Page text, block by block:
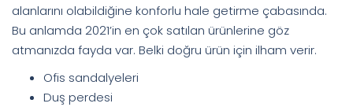
alanlarını olabildiğine konforlu hale getirme çabasında.
Bu anlamda 2021’in en çok satılan ürünlerine göz
atmanızda fayda var. Belki doğru ürün için ilham verir.
Ofis sandalyeleri
Duş perdesi